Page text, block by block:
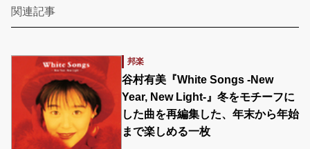
関連記事
邦楽
谷村有美『White Songs -New
Year, New Light-』冬をモチーフに
した曲を再編集した、年末から年始
まで楽しめる一枚